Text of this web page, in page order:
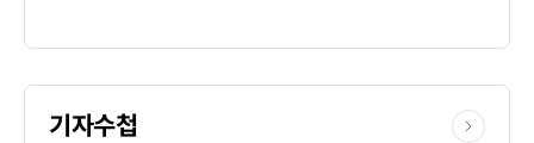
기자수첩